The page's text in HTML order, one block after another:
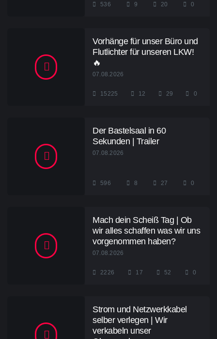
536 9 20 0
Vorhänge für unser Büro und
Flutlichter für unseren LKW!
🔥
07.08.2026
15225 12 29 0
Der Bastelsaal in 60
Sekunden | Trailer
07.08.2026
596 8 27 0
Mach dein Scheiß Tag | Ob
wir alles schaffen was wir uns
vorgenommen haben?
07.08.2026
2226 17 52 0
Strom und Netzwerkkabel
selber verlegen | Wir
verkabeln unser